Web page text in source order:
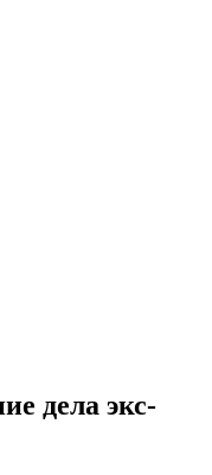
дела экс-